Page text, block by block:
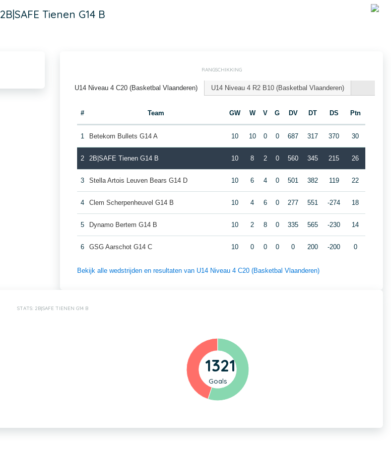
2B|SAFE Tienen G14 B
RANGSCHIKKING
U14 Niveau 4 C20 (Basketbal Vlaanderen) U14 Niveau 4 R2 B10 (Basketbal Vlaanderen)
# Team GW W V G DV DT DS Ptn
1 Betekom Bullets G14 A 10 10 0 0 687 317 370 30
2 2B|SAFE Tienen G14 B 10 8 2 0 560 345 215 26
3 Stella Artois Leuven Bears G14 D 10 6 4 0 501 382 119 22
4 Clem Scherpenheuvel G14 B 10 4 6 0 277 551 -274 18
5 Dynamo Bertem G14 B 10 2 8 0 335 565 -230 14
6 GSG Aarschot G14 C 10 0 0 0 0 200 -200 0
Bekijk alle wedstrijden en resultaten van U14 Niveau 4 C20 (Basketbal Vlaanderen)
STATS: 2B|SAFE TIENEN G14 B
1321
Goals